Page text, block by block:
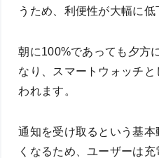
うため、利便性が大幅に低
朝に100%であっても夕方
なり、スマートウォッチ
われます。
通知を受け取るという基
くなるため、ユーザーは